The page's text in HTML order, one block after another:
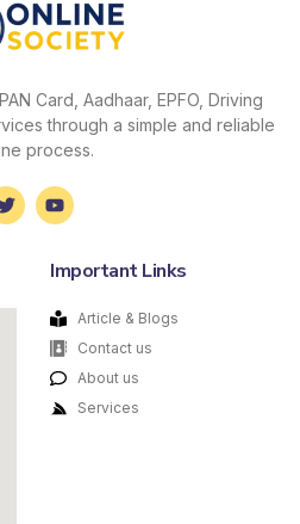
Card, Aadhaar, EPFO, Driving
through a simple and reliable
process.
Important Links
Article & Blogs
Contact us
About us
Services